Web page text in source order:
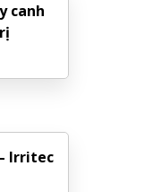
canh
Irritec